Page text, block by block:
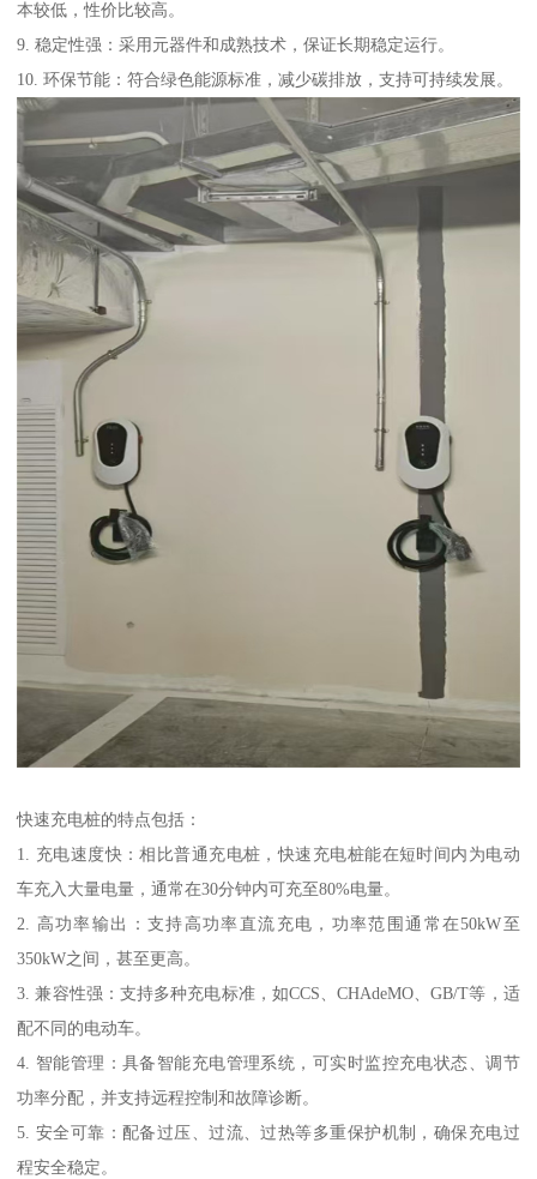
本较低，性价比较高。
9. 稳定性强：采用元器件和成熟技术，保证长期稳定运行。
10. 环保节能：符合绿色能源标准，减少碳排放，支持可持续发展。
快速充电桩的特点包括：
1. 充电速度快：相比普通充电桩，快速充电桩能在短时间内为电动
车充入大量电量，通常在30分钟内可充至80%电量。
2. 高功率输出：支持高功率直流充电，功率范围通常在50kW至
350kW之间，甚至更高。
3. 兼容性强：支持多种充电标准，如CCS、CHAdeMO、GB/T等，适
配不同的电动车。
4. 智能管理：具备智能充电管理系统，可实时监控充电状态、调节
功率分配，并支持远程控制和故障诊断。
5. 安全可靠：配备过压、过流、过热等多重保护机制，确保充电过
程安全稳定。